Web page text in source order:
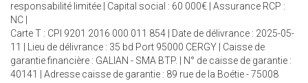
responsabilité limitée | Capital social : 60 000€ | Assurance RCP :
NC |
Carte T : CPI 9201 2016 000 011 854 | Date de délivrance : 2025-05-
11 | Lieu de délivrance : 35 bd Port 95000 CERGY | Caisse de
garantie financière : GALIAN - SMA BTP. | N° de caisse de garantie :
40141 | Adresse caisse de garantie : 89 rue de la Boétie - 75008